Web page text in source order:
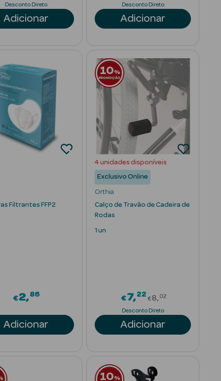
Desconto Direto
Adicionar
Desconto Direto
Adicionar
Filtrantes FFP2
€2 86
Adicionar
10%
PROMOÇÃO
4 unidades disponíveis
Exclusivo Online
Orthia
Calço de Travão de Cadeira de
Rodas
1 un
€7 22Price
€8 02
Desconto Direto
Adicionar
10%